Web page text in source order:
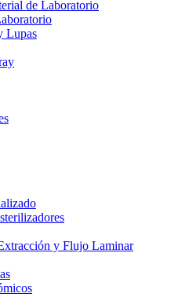
de Laboratorio
Lupas
y Flujo Laminar